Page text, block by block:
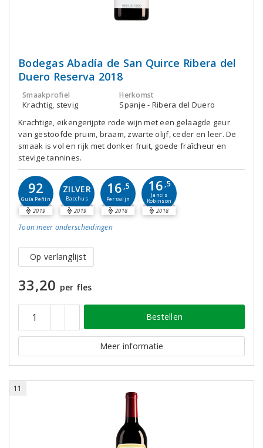
Bodegas Abadía de San Quirce Ribera del
Duero Reserva 2018
Smaakprofiel
Krachtig, stevig
Herkomst
Spanje - Ribera del Duero
Krachtige, eikengerijpte rode wijn met een gelaagde geur
van gestoofde pruim, braam, zwarte olijf, ceder en leer. De
smaak is vol en rijk met donker fruit, goede fraîcheur en
stevige tannines.
92
Guía Peñín
2019
ZILVER
Bacchus
2019
16 ,5
Perswijn
2018
16,5
Jancis
Robinson
2018
Toon meer onderscheidingen
Op verlanglijst
33,20 per fles
Bestellen
Meer informatie
11